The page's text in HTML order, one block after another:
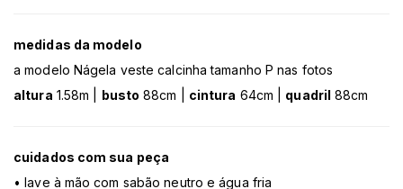
medidas da modelo
a modelo Nágela veste calcinha tamanho P nas fotos
altura 1.58m | busto 88cm | cintura 64cm | quadril 88cm
cuidados com sua peça
• lave à mão com sabão neutro e água fria